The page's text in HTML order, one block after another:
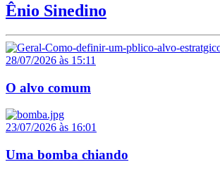
Ênio Sinedino
28/07/2026 às 15:11
O alvo comum
23/07/2026 às 16:01
Uma bomba chiando